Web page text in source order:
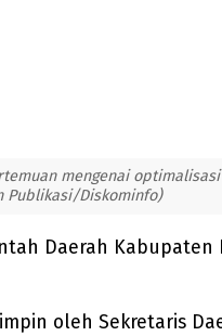
mengenai optimalisasi
Publikasi/Diskominfo)
Daerah Kabupaten
oleh Sekretaris